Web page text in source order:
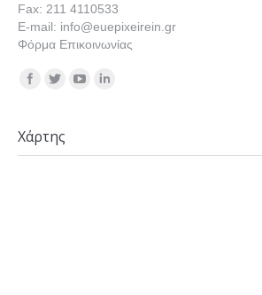
Fax: 211 4110533
E-mail: info@euepixeirein.gr
Φόρμα Επικοινωνίας
Find us on:
Χάρτης